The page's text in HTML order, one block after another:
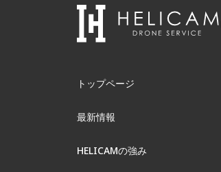
トップページ
最新情報
HELICAMの強み